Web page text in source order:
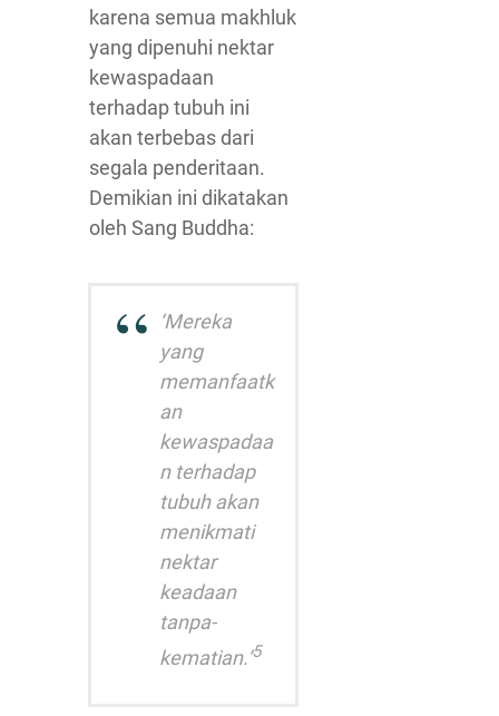
karena semua makhluk
yang dipenuhi nektar
kewaspadaan
terhadap tubuh ini
akan terbebas dari
segala penderitaan.
Demikian ini dikatakan
oleh Sang Buddha:
‘Mereka
yang
memanfaatk
an
kewaspadaa
n terhadap
tubuh akan
menikmati
nektar
keadaan
tanpa-
kematian.’5